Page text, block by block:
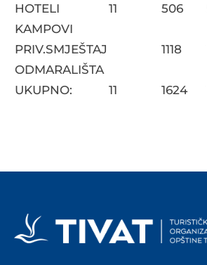
HOTELI
11 506
KAMPOVI
PRIV.SMJEŠTAJ
1118
ODMARALIŠTA
UKUPNO:
11 1624